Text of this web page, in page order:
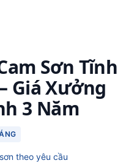
Sơn Tĩnh
Giá Xưởng
3 Năm
theo yêu cầu